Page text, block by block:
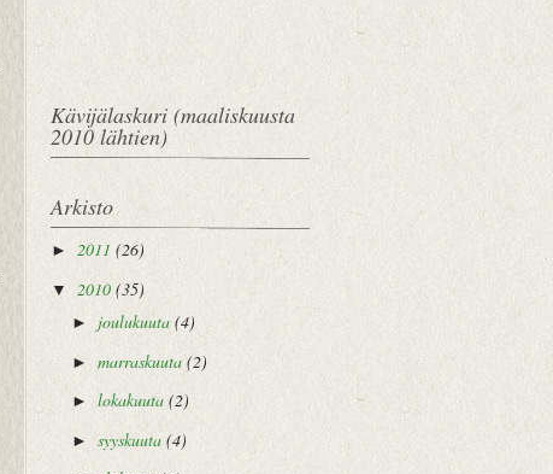
Kävijälaskuri (maaliskuusta
2010 lähtien)
Arkisto
► 2011 (26)
▼ 2010 (35)
► joulukuuta (4)
► marraskuuta (2)
► lokakuuta (2)
► syyskuuta (4)